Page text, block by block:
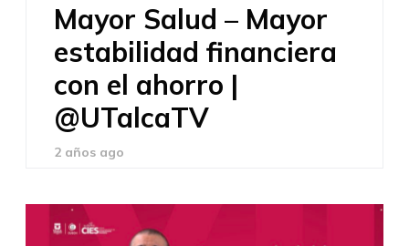
Mayor Salud – Mayor
estabilidad financiera
con el ahorro |
@UTalcaTV
2 años ago